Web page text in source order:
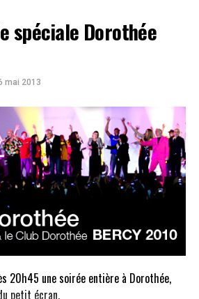
spéciale Dorothée
mai 2013
20h45 une soirée entière à Dorothée,
petit écran.